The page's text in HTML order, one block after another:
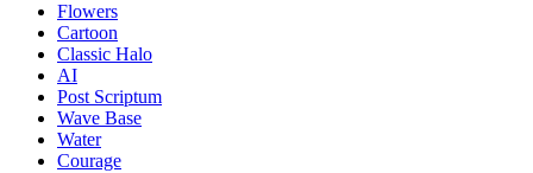
Flowers
Cartoon
Classic Halo
AI
Post Scriptum
Wave Base
Water
Courage